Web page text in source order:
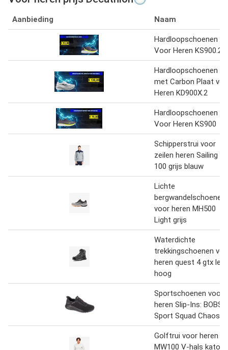
Aanbieding Naam
Hardloopschoenen
Voor Heren KS900.2
Hardloopschoenen
met Carbon Plaat
Heren KD900X.2
Hardloopschoenen
Voor Heren KS900
Schipperstrui voor
zeilen heren Sailing
100 grijs blauw
Lichte
bergwandelschoenen
voor heren MH500
Light grijs
Waterdichte
trekkingschoenen
heren quest 4 gtx leer
hoog
Sportschoenen voor
heren Slip-Ins: BOBS
Sport Squad Chaos
Golftrui voor heren
MW100 V-hals katoen